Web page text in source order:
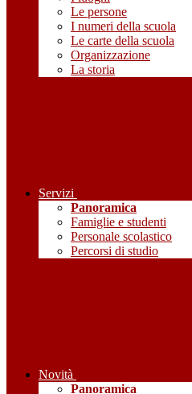
Le persone
I numeri della scuola
Le carte della scuola
Organizzazione
La storia
Servizi
Panoramica
Famiglie e studenti
Personale scolastico
Percorsi di studio
Novità
Panoramica